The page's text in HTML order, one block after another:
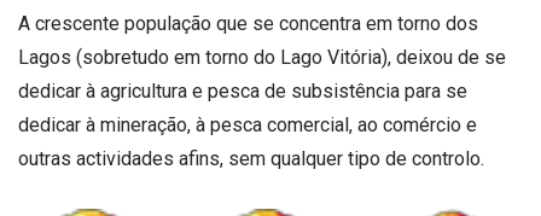
A crescente população que se concentra em torno dos
Lagos (sobretudo em torno do Lago Vitória), deixou de se
dedicar à agricultura e pesca de subsistência para se
dedicar à mineração, à pesca comercial, ao comércio e
outras actividades afins, sem qualquer tipo de controlo.